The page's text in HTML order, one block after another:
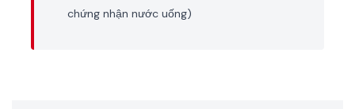
chứng nhận nước uống)